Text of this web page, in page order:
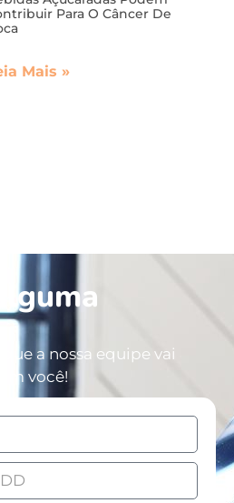
Para O Câncer De
Mais »
que a nossa equipe vai
você!